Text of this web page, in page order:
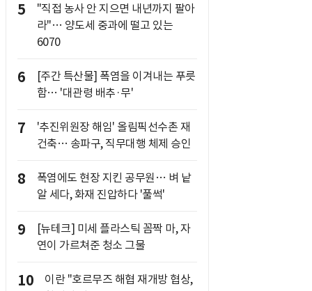
5
"직접 농사 안 지으면 내년까지 팔아
라"… 양도세 중과에 떨고 있는
6070
6
[주간 특산물] 폭염을 이겨내는 푸릇
함… '대관령 배추·무'
7
'추진위원장 해임' 올림픽선수촌 재
건축… 송파구, 직무대행 체제 승인
8
폭염에도 현장 지킨 공무원… 벼 낱
알 세다, 화재 진압하다 '풀썩'
9
[뉴테크] 미세 플라스틱 꼼짝 마, 자
연이 가르쳐준 청소 그물
10
이란 "호르무즈 해협 재개방 협상,